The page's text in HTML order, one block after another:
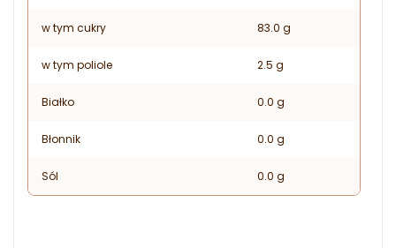
w tym cukry 83.0 g
w tym poliole 2.5 g
Białko 0.0 g
Błonnik 0.0 g
Sól 0.0 g